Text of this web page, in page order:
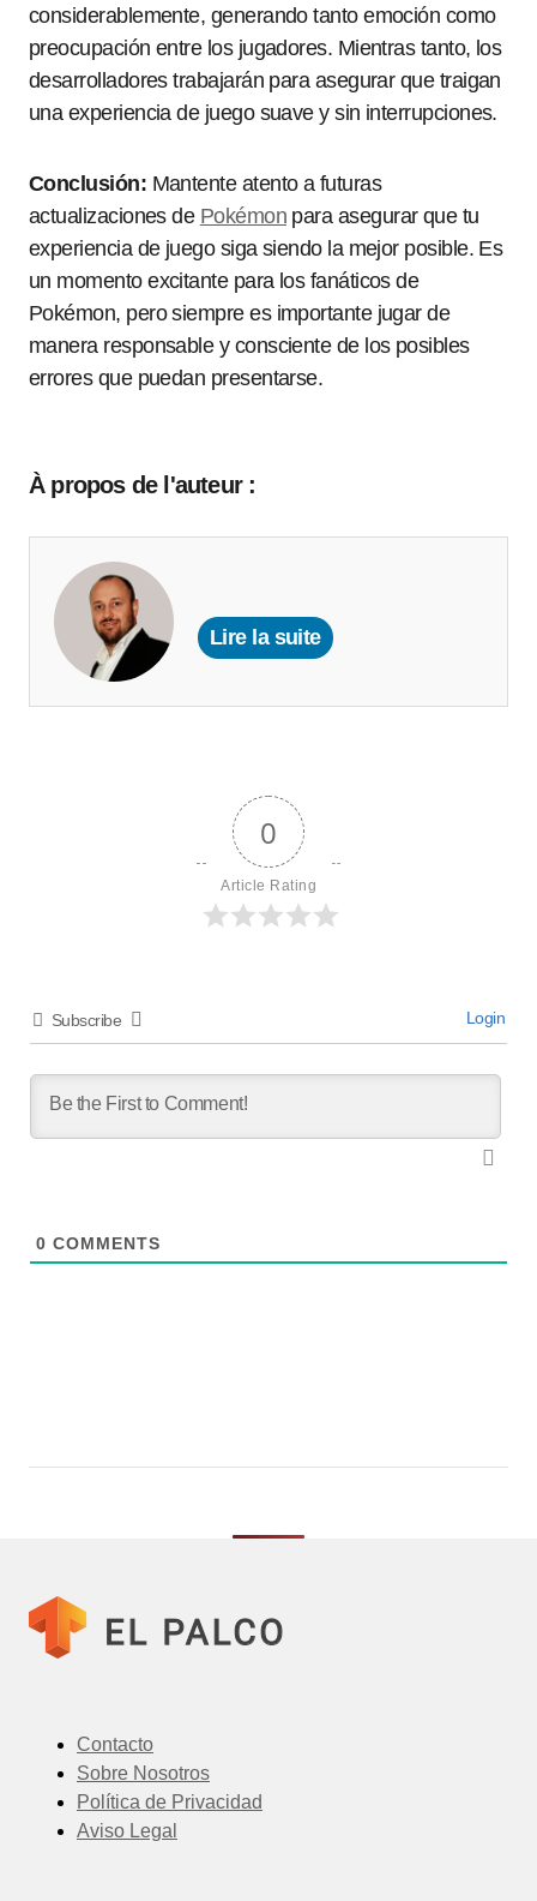
considerablemente, generando tanto emoción como
preocupación entre los jugadores. Mientras tanto, los
desarrolladores trabajarán para asegurar que traigan
una experiencia de juego suave y sin interrupciones.
Conclusión: Mantente atento a futuras
actualizaciones de Pokémonpara asegurar que tu
experiencia de juego siga siendo la mejor posible. Es
un momento excitante para los fanáticos de
Pokémon, pero siempre es importante jugar de
manera responsable y consciente de los posibles
errores que puedan presentarse.
À propos de l'auteur :
Lire la suite
0
Article Rating
Subscribe Login
0 COMMENTS
Contacto
Sobre Nosotros
Política de Privacidad
Aviso Legal